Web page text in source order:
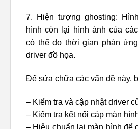
7. Hiện tượng ghosting:
hình còn lại hình ảnh của
có thể do thời gian phản
driver đồ họa.
Để sửa chữa các vấn đề này,
– Kiểm tra và cập nhật driver
– Kiểm tra kết nối cáp màn
– Hiệu chuẩn lại màn hình để